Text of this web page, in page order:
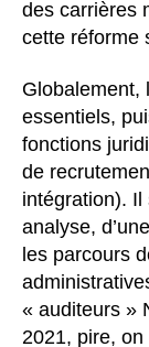
des carrières
cette réforme
Globalement,
essentiels,
fonctions
de
intégration). Il
analyse,
les parcours
« auditeurs »
2021, pire,